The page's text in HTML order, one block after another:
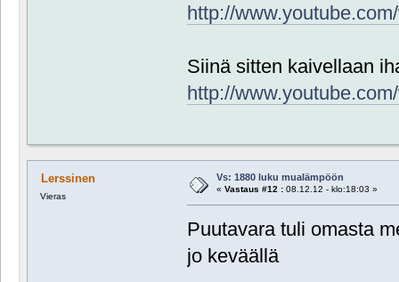
http://
Siinä sitten kaivellaan
http://
Lerssinen
Vieras
Vs: 1880 luku mualämpöön
« Vastaus #12 :08.12.12 - klo:18:03 »
Puutavara tuli omasta
jo keväällä